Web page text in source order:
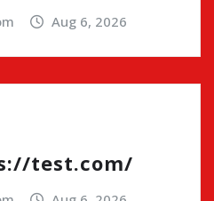
Aug 6, 2026
test.com/